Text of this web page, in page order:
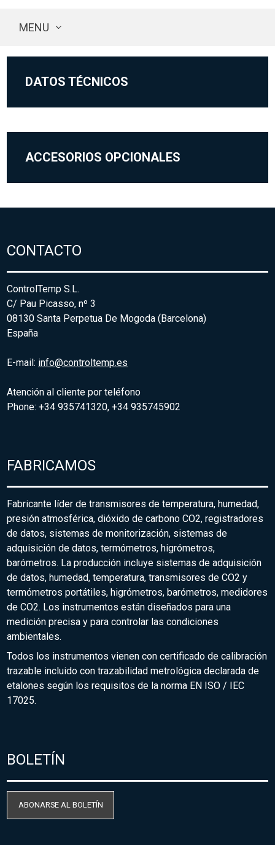
MENU
DATOS TÉCNICOS
ACCESORIOS OPCIONALES
CONTACTO
ControlTemp S.L.
C/ Pau Picasso, nº 3
08130 Santa Perpetua De Mogoda (Barcelona)
España
E-mail: info@controltemp.es
Atención al cliente por teléfono
Phone: +34 935741320, +34 935745902
FABRICAMOS
Fabricante líder de transmisores de temperatura, humedad,
presión atmosférica, dióxido de carbono CO2, registradores
de datos, sistemas de monitorización, sistemas de
adquisición de datos, termómetros, higrómetros,
barómetros. La producción incluye sistemas de adquisición
de datos, humedad, temperatura, transmisores de CO2 y
termómetros portátiles, higrómetros, barómetros, medidores
de CO2. Los instrumentos están diseñados para una
medición precisa y para controlar las condiciones
ambientales.
Todos los instrumentos vienen con certificado de calibración
trazable incluido con trazabilidad metrológica declarada de
etalones según los requisitos de la norma EN ISO / IEC
17025.
BOLETÍN
ABONARSE AL BOLETÍN